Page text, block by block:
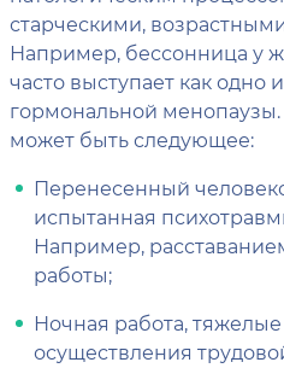
старческими,
Например, бессонница у
часто выступает как одно
гормональной
может быть следующее:
Перенесенный
испытанная
Например,
работы;
Ночная работа,
осуществления